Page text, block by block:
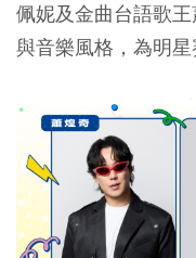
佩妮及金曲台語歌
與音樂風格，為明星